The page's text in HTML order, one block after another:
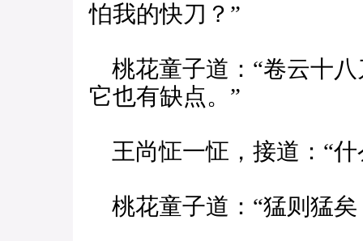
怕我的快刀？”
桃花童子道：“卷云十
它也有缺点。”
王尚怔一怔，接道：“什
桃花童子道：“猛则猛矣